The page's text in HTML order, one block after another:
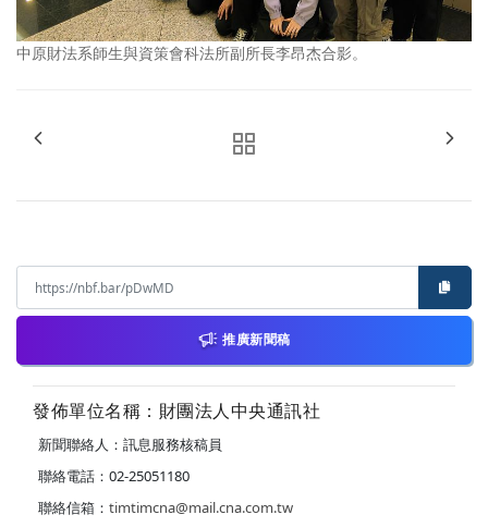
中原財法系師生與資策會科法所副所長李昂杰合影。
推廣新聞稿
發佈單位名稱：財團法人中央通訊社
新聞聯絡人：訊息服務核稿員
聯絡電話：02-25051180
聯絡信箱： timtimcna@mail.cna.com.tw